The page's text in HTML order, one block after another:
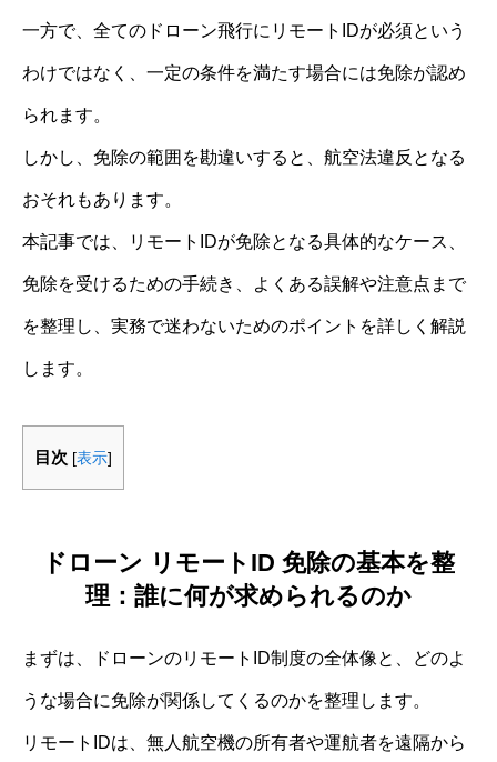
一方で、全てのドローン飛行にリモートIDが必須という
わけではなく、一定の条件を満たす場合には免除が認め
られます。
しかし、免除の範囲を勘違いすると、航空法違反となる
おそれもあります。
本記事では、リモートIDが免除となる具体的なケース、
免除を受けるための手続き、よくある誤解や注意点まで
を整理し、実務で迷わないためのポイントを詳しく解説
します。
目次 [表示]
ドローン リモートID 免除の基本を整
理：誰に何が求められるのか
まずは、ドローンのリモートID制度の全体像と、どのよ
うな場合に免除が関係してくるのかを整理します。
リモートIDは、無人航空機の所有者や運航者を遠隔から